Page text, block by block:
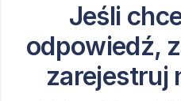
Jeśli
odpowiedź,
zarejestruj